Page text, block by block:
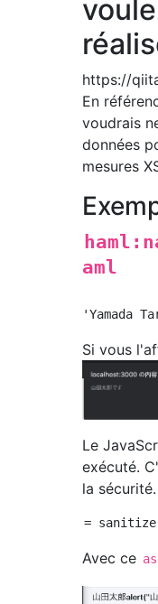
https://
En
voudrais
données
mesures
aml
Si vous
Le
exécuté.
la sécurité.
Avec ce